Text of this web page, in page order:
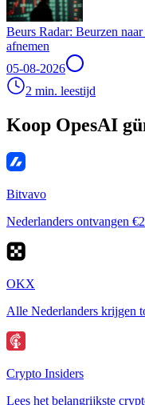
Beurs Radar: Beurzen
afnemen
05-08-2026
2 min. leestijd
Koop OpesAI
Bitvavo
Nederlanders ontvangen
OKX
Alle Nederlanders krijgen
Crypto Insiders
Lees het belangrijkste